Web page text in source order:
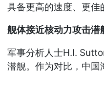
具备更高的速度、更佳
舰体接近核动力攻击潜
军事分析人士H.I.
潜舰。作为对比，中国